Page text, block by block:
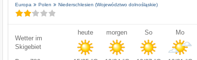
Europa Polen Niederschlesien (Województwo dolnośląskie)
Wetter im
Skigebiet
heute morgen So Mo